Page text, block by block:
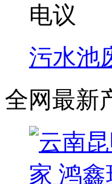
电议
污水池
全网最新